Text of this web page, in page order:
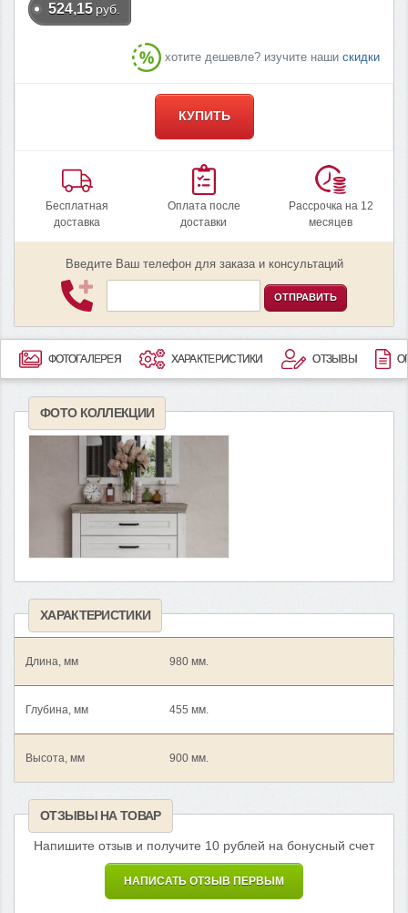
524,15 руб.
хотите дешевле? изучите наши скидки
КУПИТЬ
Бесплатная
доставка
Оплата после
доставки
Рассрочка на 12
месяцев
Введите Ваш телефон для заказа и консультаций
ОТПРАВИТЬ
ФОТОГАЛЕРЕЯ ХАРАКТЕРИСТИКИ ОТЗЫВЫ
ФОТО КОЛЛЕКЦИИ
ХАРАКТЕРИСТИКИ
Длина, мм 980 мм.
Глубина, мм 455 мм.
Высота, мм 900 мм.
ОТЗЫВЫ НА ТОВАР
Напишите отзыв и получите 10 рублей на бонусный счет
НАПИСАТЬ ОТЗЫВ ПЕРВЫМ